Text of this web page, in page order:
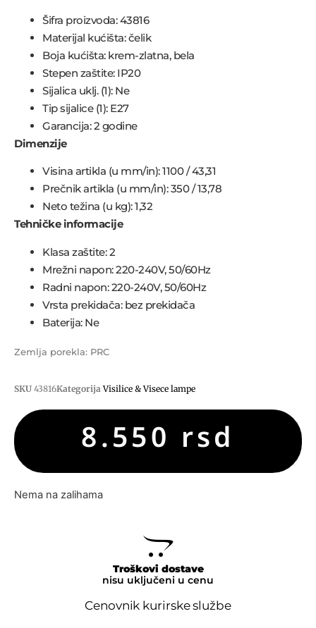
Šifra proizvoda: 43816
Materijal kućišta: čelik
Boja kućišta: krem-zlatna, bela
Stepen zaštite: IP20
Sijalica uklj. (1): Ne
Tip sijalice (1): E27
Garancija: 2 godine
Dimenzije
Visina artikla (u mm/in): 1100 / 43,31
Prečnik artikla (u mm/in): 350 / 13,78
Neto težina (u kg): 1,32
Tehničke informacije
Klasa zaštite: 2
Mrežni napon: 220-240V, 50/60Hz
Radni napon: 220-240V, 50/60Hz
Vrsta prekidača: bez prekidača
Baterija: Ne
Zemlja porekla: PRC
SKU 43816Kategorija Visilice & Visece lampe
8.550 rsd
Nema na zalihama
Troškovi dostave
nisu uključeni u cenu
Cenovnik kurirske službe